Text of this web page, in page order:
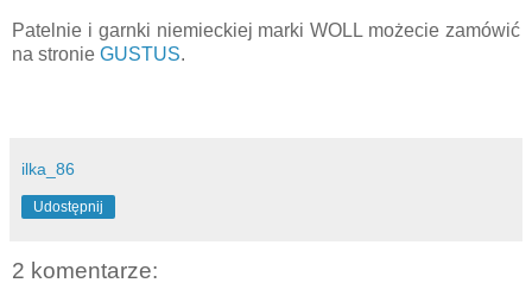
Patelnie i garnki niemieckiej marki WOLL możecie zamówić
na stronie GUSTUS.
ilka_86
Udostępnij
2 komentarze: